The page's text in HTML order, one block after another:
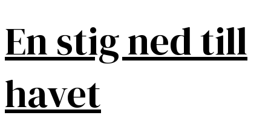
En stig ned till
havet